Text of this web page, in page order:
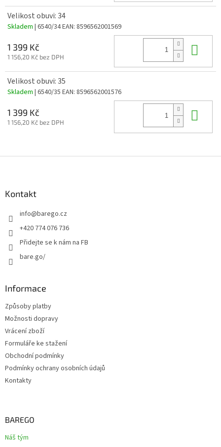
Velikost obuvi: 34
Skladem | 6540/34EAN: 8596562001569
1 399 Kč
1 156,20 Kč bez DPH
Velikost obuvi: 35
Skladem | 6540/35 EAN: 8596562001576
1 399 Kč
1 156,20 Kč bez DPH
Kontakt
info@barego.cz
+420 774 076 736
Přidejte se k nám na FB
bare.go/
Informace
Způsoby platby
Možnosti dopravy
Vrácení zboží
Formuláře ke stažení
Obchodní podmínky
Podmínky ochrany osobních údajů
Kontakty
BAREGO
Náš tým